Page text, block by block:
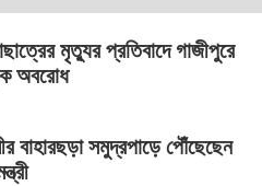
মৃত্যুর প্রতিবাদে গাজীপুরে
অবরোধ
বাহারছড়া সমুদ্রপাড়ে পৌঁছেছেন